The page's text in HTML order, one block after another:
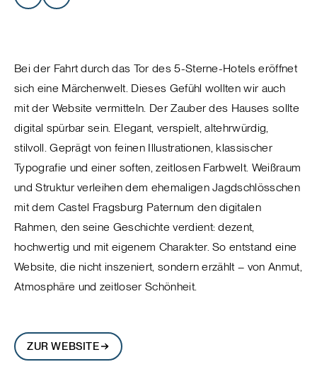
Bei der Fahrt durch das Tor des 5-Sterne-Hotels eröffnet
sich eine Märchenwelt. Dieses Gefühl wollten wir auch
mit der Website vermitteln. Der Zauber des Hauses sollte
digital spürbar sein. Elegant, verspielt, altehrwürdig,
stilvoll. Geprägt von feinen Illustrationen, klassischer
Typografie und einer soften, zeitlosen Farbwelt. Weißraum
und Struktur verleihen dem ehemaligen Jagdschlösschen
mit dem Castel Fragsburg Paternum den digitalen
Rahmen, den seine Geschichte verdient: dezent,
hochwertig und mit eigenem Charakter. So entstand eine
Website, die nicht inszeniert, sondern erzählt – von Anmut,
Atmosphäre und zeitloser Schönheit.
ZUR WEBSITE